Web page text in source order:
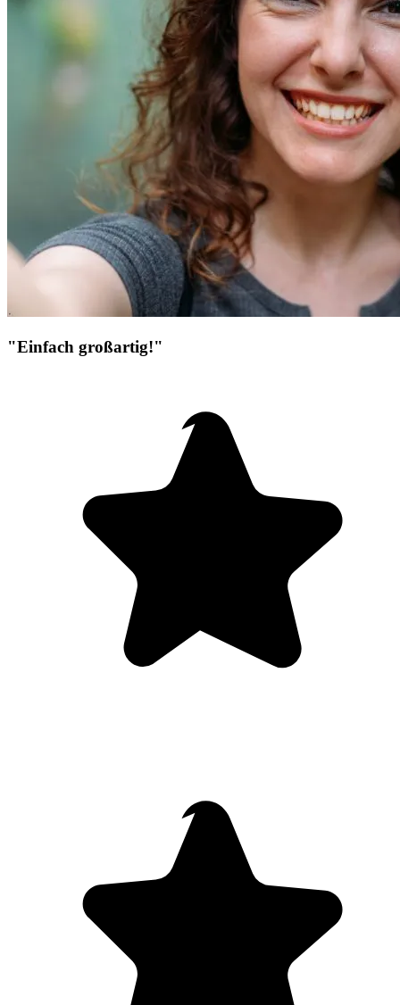
"Einfach großartig!"